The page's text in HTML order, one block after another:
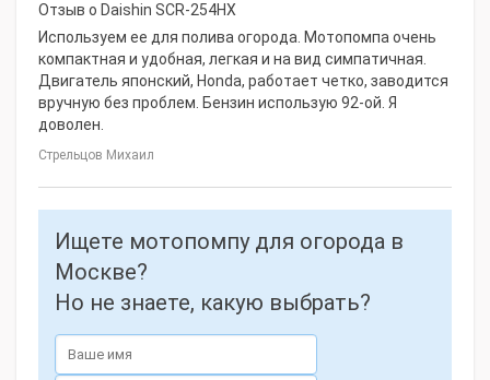
Отзыв о Daishin SCR-254HX
Используем ее для полива огорода. Мотопомпа очень
компактная и удобная, легкая и на вид симпатичная.
Двигатель японский, Honda, работает четко, заводится
вручную без проблем. Бензин использую 92-ой. Я
доволен.
Стрельцов Михаил
Ищете мотопомпу для огорода в
Москве?
Но не знаете, какую выбрать?